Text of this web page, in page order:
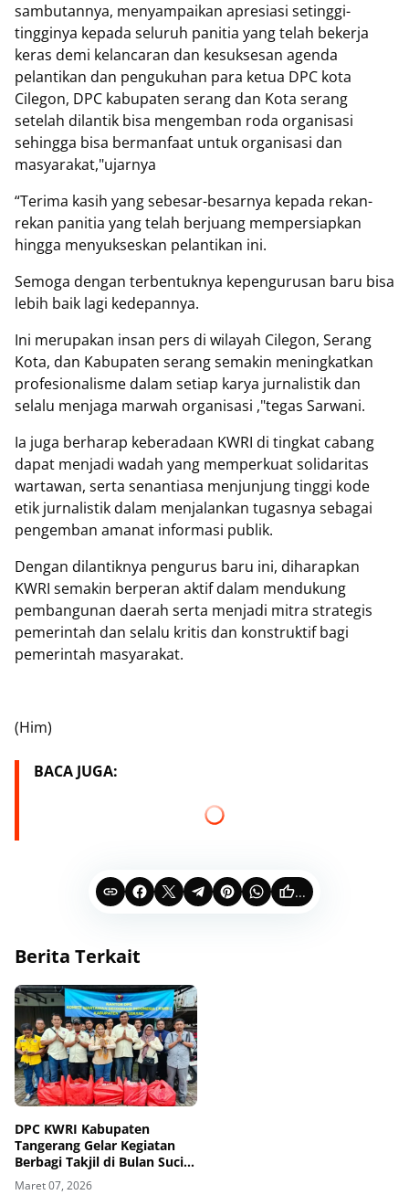
sambutannya, menyampaikan apresiasi setinggi-
tingginya kepada seluruh panitia yang telah bekerja
keras demi kelancaran dan kesuksesan agenda
pelantikan dan pengukuhan para ketua DPC kota
Cilegon, DPC kabupaten serang dan Kota serang
setelah dilantik bisa mengemban roda organisasi
sehingga bisa bermanfaat untuk organisasi dan
masyarakat,"ujarnya
“Terima kasih yang sebesar-besarnya kepada rekan-
rekan panitia yang telah berjuang mempersiapkan
hingga menyukseskan pelantikan ini.
Semoga dengan terbentuknya kepengurusan baru bisa
lebih baik lagi kedepannya.
Ini merupakan insan pers di wilayah Cilegon, Serang
Kota, dan Kabupaten serang semakin meningkatkan
profesionalisme dalam setiap karya jurnalistik dan
selalu menjaga marwah organisasi ,"tegas Sarwani.
Ia juga berharap keberadaan KWRI di tingkat cabang
dapat menjadi wadah yang memperkuat solidaritas
wartawan, serta senantiasa menjunjung tinggi kode
etik jurnalistik dalam menjalankan tugasnya sebagai
pengemban amanat informasi publik.
Dengan dilantiknya pengurus baru ini, diharapkan
KWRI semakin berperan aktif dalam mendukung
pembangunan daerah serta menjadi mitra strategis
pemerintah dan selalu kritis dan konstruktif bagi
pemerintah masyarakat.
(Him)
BACA JUGA:
...
Berita Terkait
DPC KWRI Kabupaten
Tangerang Gelar Kegiatan
Berbagi Takjil di Bulan Suci
Ramadhan 1447 H/2026 M
Maret 07, 2026